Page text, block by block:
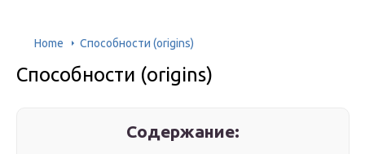
Home Способности (origins)
Способности (origins)
Содержание: